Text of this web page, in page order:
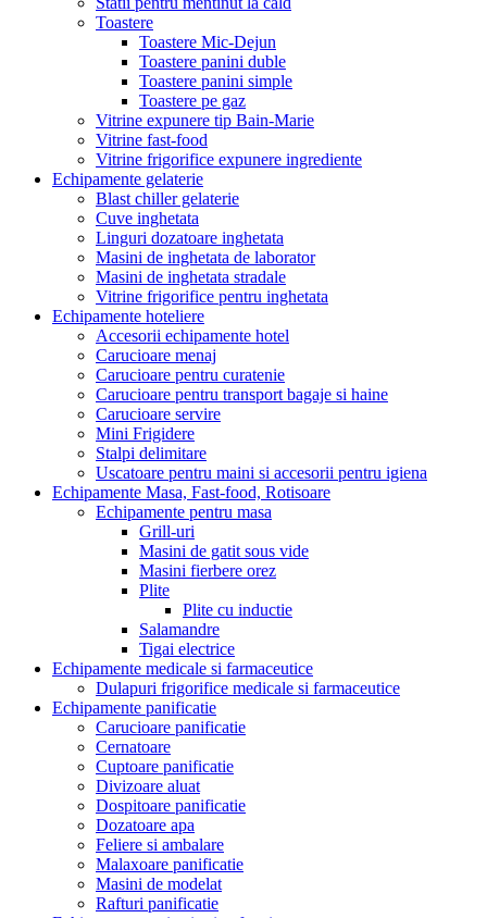
Toastere
Toastere Mic-Dejun
Toastere panini duble
Toastere panini simple
Toastere pe gaz
Vitrine expunere tip Bain-Marie
Vitrine fast-food
Vitrine frigorifice expunere ingrediente
Echipamente gelaterie
Blast chiller gelaterie
Cuve inghetata
Linguri dozatoare inghetata
Masini de inghetata de laborator
Masini de inghetata stradale
Vitrine frigorifice pentru inghetata
Echipamente hoteliere
Accesorii echipamente hotel
Carucioare menaj
Carucioare pentru curatenie
Carucioare pentru transport bagaje si haine
Carucioare servire
Mini Frigidere
Stalpi delimitare
Uscatoare pentru maini si accesorii pentru igiena
Echipamente Masa, Fast-food, Rotisoare
Echipamente pentru masa
Grill-uri
Masini de gatit sous vide
Masini fierbere orez
Plite
Plite cu inductie
Salamandre
Tigai electrice
Echipamente medicale si farmaceutice
Dulapuri frigorifice medicale si farmaceutice
Echipamente panificatie
Carucioare panificatie
Cernatoare
Cuptoare panificatie
Divizoare aluat
Dospitoare panificatie
Dozatoare apa
Feliere si ambalare
Malaxoare panificatie
Masini de modelat
Rafturi panificatie